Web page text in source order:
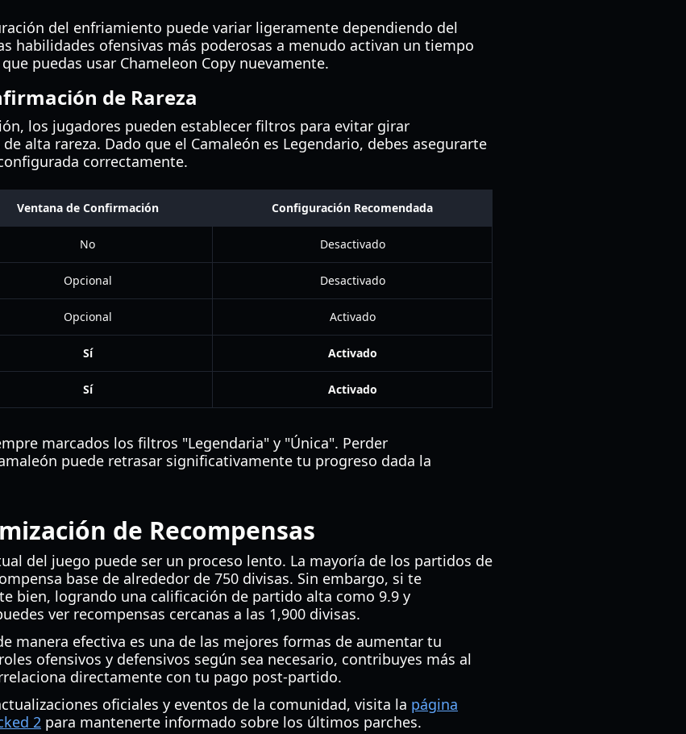
del enfriamiento puede variar ligeramente dependiendo del
habilidades ofensivas más poderosas a menudo activan un tiempo
puedas usar Chameleon Copy nuevamente.
de Rareza
los jugadores pueden establecer filtros para evitar girar
alta rareza. Dado que el Camaleón es Legendario, debes asegurarte
correctamente.
Ventana de Confirmación Configuración Recomendada
No Desactivado
Opcional Desactivado
Opcional Activado
Sí Activado
Sí Activado
marcados los filtros "Legendaria" y "Única". Perder
puede retrasar significativamente tu progreso dada la
de Recompensas
del juego puede ser un proceso lento. La mayoría de los partidos de
base de alrededor de 750 divisas. Sin embargo, si te
bien, logrando una calificación de partido alta como 9.9 y
ver recompensas cercanas a las 1,900 divisas.
manera efectiva es una de las mejores formas de aumentar tu
ofensivos y defensivos según sea necesario, contribuyes más al
directamente con tu pago post-partido.
oficiales y eventos de la comunidad, visita la página
2 para mantenerte informado sobre los últimos parches.